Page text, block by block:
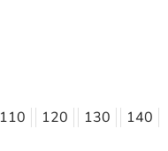
110 120 130 140